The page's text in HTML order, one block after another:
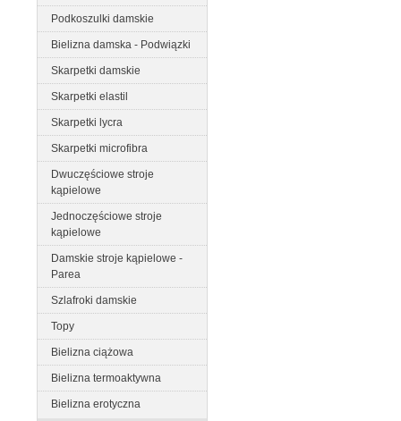
Podkoszulki damskie
Bielizna damska - Podwiązki
Skarpetki damskie
Skarpetki elastil
Skarpetki lycra
Skarpetki microfibra
Dwuczęściowe stroje
kąpielowe
Jednoczęściowe stroje
kąpielowe
Damskie stroje kąpielowe -
Parea
Szlafroki damskie
Topy
Bielizna ciążowa
Bielizna termoaktywna
Bielizna erotyczna